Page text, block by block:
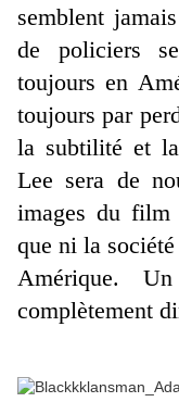
semblent
de policiers
toujours en
toujours par
la subtilité et
Lee sera de
images du film
que ni la
Amérique.
complètement